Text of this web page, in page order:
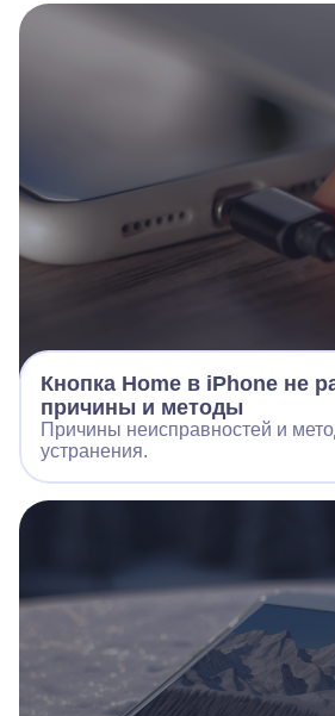
Кнопка Home в iPhone не
причины и методы
Причины неисправностей и
устранения.